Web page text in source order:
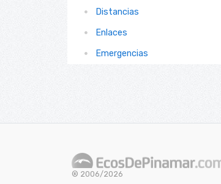
Distancias
Enlaces
Emergencias
® 2006/2026